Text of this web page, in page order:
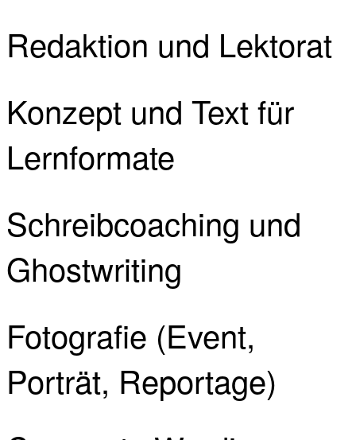
Redaktion und Lektorat
Konzept und Text für
Lernformate
Schreibcoaching und
Ghostwriting
Fotografie (Event,
Porträt, Reportage)